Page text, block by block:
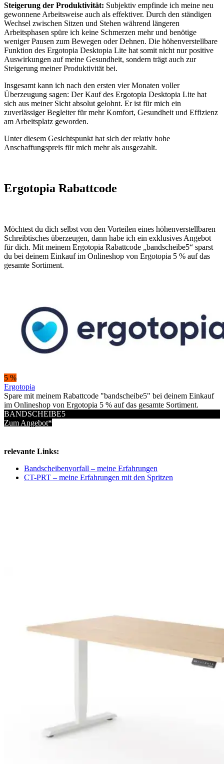
Steigerung der Produktivität: Subjektiv empfinde ich meine neu
gewonnene Arbeitsweise auch als effektiver. Durch den ständigen
Wechsel zwischen Sitzen und Stehen während längeren
Arbeitsphasen spüre ich keine Schmerzen mehr und benötige
weniger Pausen zum Bewegen oder Dehnen. Die höhenverstellbare
Funktion des Ergotopia Desktopia Lite hat somit nicht nur positive
Auswirkungen auf meine Gesundheit, sondern trägt auch zur
Steigerung meiner Produktivität bei.
Insgesamt kann ich nach den ersten vier Monaten voller
Überzeugung sagen: Der Kauf des Ergotopia Desktopia Lite hat
sich aus meiner Sicht absolut gelohnt. Er ist für mich ein
zuverlässiger Begleiter für mehr Komfort, Gesundheit und Effizienz
am Arbeitsplatz geworden.
Unter diesem Gesichtspunkt hat sich der relativ hohe
Anschaffungspreis für mich mehr als ausgezahlt.
Ergotopia Rabattcode
Möchtest du dich selbst von den Vorteilen eines höhenverstellbaren
Schreibtisches überzeugen, dann habe ich ein exklusives Angebot
für dich. Mit meinem Ergotopia Rabattcode „bandscheibe5“ sparst
du bei deinem Einkauf im Onlineshop von Ergotopia 5 % auf das
gesamte Sortiment.
5 %
Ergotopia
Spare mit meinem Rabattcode "bandscheibe5" bei deinem Einkauf
im Onlineshop von Ergotopia 5 % auf das gesamte Sortiment.
BANDSCHEIBE5
Zum Angebot*
relevante Links:
Bandscheibenvorfall – meine Erfahrungen
CT-PRT – meine Erfahrungen mit den Spritzen